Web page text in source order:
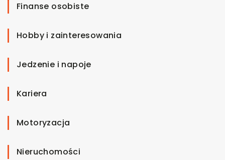
Finanse osobiste
Hobby i zainteresowania
Jedzenie i napoje
Kariera
Motoryzacja
Nieruchomości